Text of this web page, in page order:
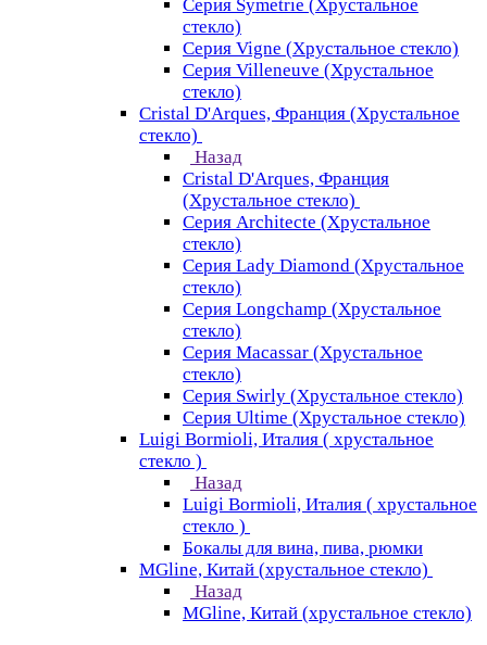
Серия Symetrie (Хрустальное
стекло)
Серия Vigne (Хрустальное стекло)
Серия Villeneuve (Хрустальное
стекло)
Cristal D'Arques, Франция (Хрустальное
стекло)
Назад
Cristal D'Arques, Франция
(Хрустальное стекло)
Серия Architecte (Хрустальное
стекло)
Серия Lady Diamond (Хрустальное
стекло)
Серия Longchamp (Хрустальное
стекло)
Серия Macassar (Хрустальное
стекло)
Серия Swirly (Хрустальное стекло)
Серия Ultime (Хрустальное стекло)
Luigi Bormioli, Италия ( хрустальное
стекло )
Назад
Luigi Bormioli, Италия ( хрустальное
стекло )
Бокалы для вина, пива, рюмки
MGline, Китай (хрустальное стекло)
Назад
MGline, Китай (хрустальное стекло)